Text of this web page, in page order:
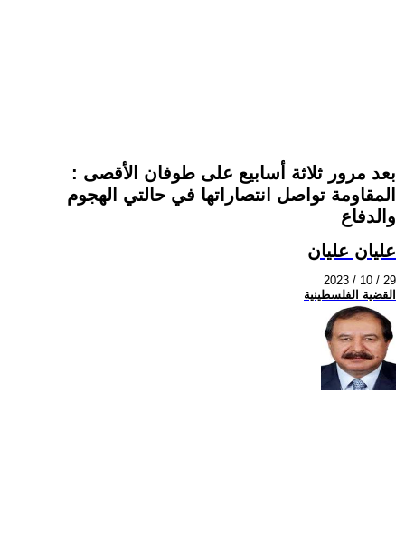
بعد مرور ثلاثة أسابيع على طوفان الأقصى :
المقاومة تواصل انتصاراتها في حالتي الهجوم
والدفاع
عليان عليان
2023 / 10 / 29
القضية الفلسطينية